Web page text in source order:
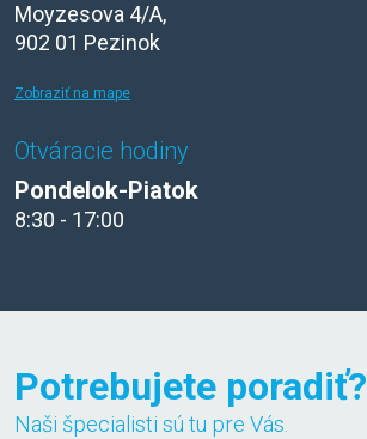
Moyzesova 4/A,
902 01 Pezinok
Zobraziť na mape
Otváracie hodiny
Pondelok-Piatok
8:30 - 17:00
Potrebujete poradiť?
Naši špecialisti sú tu pre Vás.